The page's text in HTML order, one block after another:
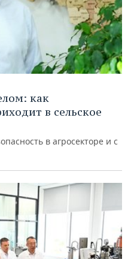
как
в сельское
в агросекторе и с